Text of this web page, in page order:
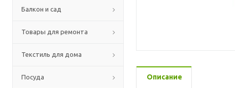
Балкон и сад
Товары для ремонта
Текстиль для дома
Посуда Описание